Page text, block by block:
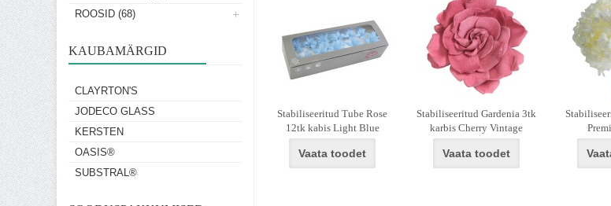
ROOSID (68)
KAUBAMÄRGID
CLAYRTON'S
JODECO GLASS
KERSTEN
OASIS®
SUBSTRAL®
Stabiliseeritud Tube Rose
12tk kabis Light Blue
Vaata toodet
Stabiliseeritud Gardenia 3tk
karbis Cherry Vintage
Vaata toodet